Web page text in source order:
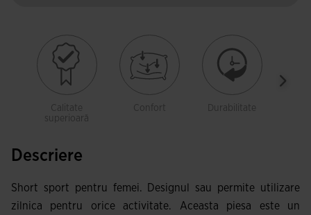
Calitate
superioară
Confort Durabilitate
Descriere
Short sport pentru femei. Designul sau permite utilizare
zilnica pentru orice activitate. Aceasta piesa este un